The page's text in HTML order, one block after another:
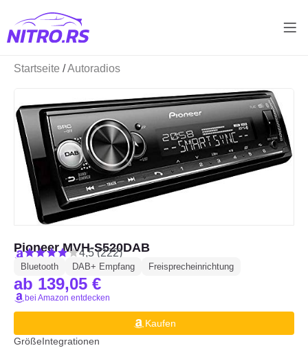
Startseite /Autoradios
Pioneer MVH-S520DAB
4,5 (222)
Bluetooth DAB+ Empfang Freisprecheinrichtung
ab 139,05 €
bei Amazon entdecken
Kaufen
GrößeIntegrationen